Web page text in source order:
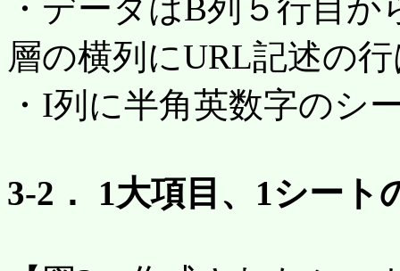
・データはB列５行目
層の横列にURL記述の
・I列に半角英数字のシ
3-2． 1大項目、1シー